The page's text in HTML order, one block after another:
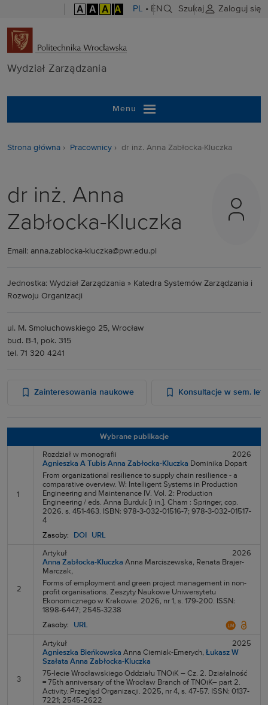
A A A A PL • EN Szukaj Zaloguj się
Wydział
Wydział Zarządzania
Menu
Strona główna Pracownicy dr inż. Anna Zabłocka-Kluczka
dr inż. Anna
Zabłocka-Kluczka
Email: anna.zablocka-kluczka@pwr.edu.pl
Jednostka: Wydział Zarządzania » Katedra Systemów Zarządzania i
Rozwoju Organizacji
ul. M. Smoluchowskiego 25, Wrocław
bud. B-1, pok. 315
tel. 71 320 4241
Zainteresowania naukowe Konsultacje w sem.
Wybrane publikacje
1
Rozdział w monografii
2026
Agnieszka A Tubis Anna Zabłocka-Kluczka Dominika Dopart
From organizational resilience to supply chain resilience - a
comparative overview. W: Intelligent Systems in Production
Engineering and Maintenance IV. Vol. 2: Production
Engineering / eds. Anna Burduk [i in.]. Cham : Springer, cop.
2026. s. 451-463. ISBN: 978-3-032-01516-7; 978-3-032-01517-
4
Zasoby:
DOI URL
2
Artykuł
2026
Anna Zabłocka-Kluczka Anna Marciszewska, Renata Brajer-
Marczak,
Forms of employment and green project management in non-
profit organisations. Zeszyty Naukowe Uniwersytetu
Ekonomicznego w Krakowie. 2026, nr 1, s. 179-200. ISSN:
1898-6447; 2545-3238
Zasoby:
URL
3
Artykuł
2025
Agnieszka Bieńkowska Anna Cierniak-Emerych, Łukasz W
Szałata Anna Zabłocka-Kluczka
75-lecie Wrocławskiego Oddziału TNOiK – Cz. 2. Działalność
= 75th anniversary of the Wrocław Branch of TNOiK– part 2.
Activity. Przegląd Organizacji. 2025, nr 4, s. 47-57. ISSN: 0137-
7221; 2545-2622